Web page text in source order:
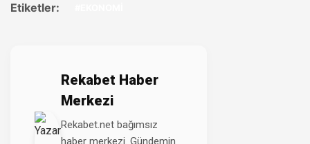
Etiketler:
Rekabet Haber
Merkezi
Rekabet.net bağımsız
haber merkezi. Gündemin